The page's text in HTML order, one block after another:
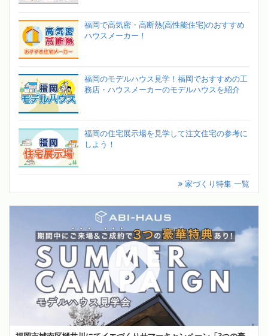
福岡で高気密・高断熱(高性能住宅)のおすすめ
ハウスメーカー！
福岡のモデルハウス見学！福岡でおすすめの工
務店・ハウスメーカーのモデルハウスを紹介
福岡の住宅展示場を見学して注文住宅の参考に
しよう！
家づくり特集 一覧